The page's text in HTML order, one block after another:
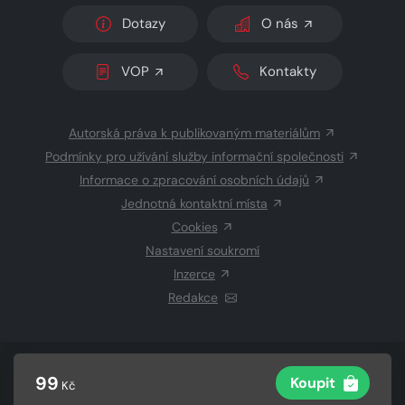
99 Kč Koupit
Dotazy O nás
VOP Kontakty
Autorská práva k publikovaným materiálům
Podmínky pro užívání služby informační společnosti
Informace o zpracování osobních údajů
Jednotná kontaktní místa
Cookies
Nastavení soukromí
Inzerce
Redakce
CZECH NEWS CENTER a.s.a dodavatelé